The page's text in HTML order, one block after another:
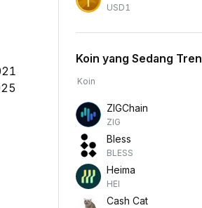
USD1
Koin yang Sedang Tren
Koin
ZIGChain
ZIG
Bless
BLESS
Heima
HEI
Cash Cat